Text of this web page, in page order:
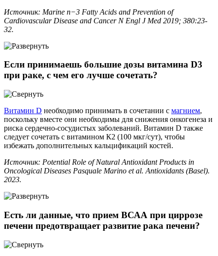
Источник: Marine n−3 Fatty Acids and Prevention of
Cardiovascular Disease and Cancer N Engl J Med 2019; 380:23-
32.
Если принимаешь большие дозы витамина D3
при раке, с чем его лучше сочетать?
Витамин D необходимо принимать в сочетании с магнием,
поскольку вместе они необходимы для снижения онкогенеза и
риска сердечно-сосудистых заболеваний. Витамин D также
следует сочетать с витамином К2 (100 мкг/сут), чтобы
избежать дополнительных кальцификаций костей.
Источник: Potential Role of Natural Antioxidant Products in
Oncological Diseases Pasquale Marino et al. Antioxidants (Basel).
2023.
Есть ли данные, что прием ВСАА при циррозе
печени предотвращает развитие рака печени?